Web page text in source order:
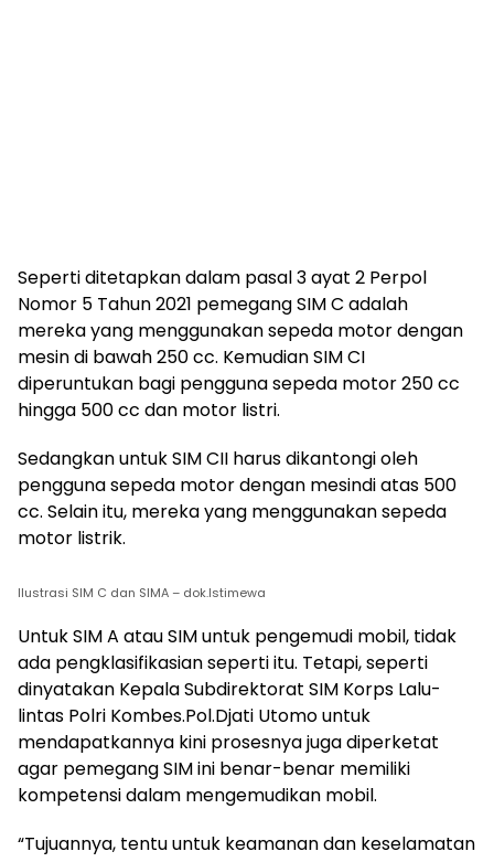
Seperti ditetapkan dalam pasal 3 ayat 2 Perpol
Nomor 5 Tahun 2021 pemegang SIM C adalah
mereka yang menggunakan sepeda motor dengan
mesin di bawah 250 cc. Kemudian SIM CI
diperuntukan bagi pengguna sepeda motor 250 cc
hingga 500 cc dan motor listri.
Sedangkan untuk SIM CII harus dikantongi oleh
pengguna sepeda motor dengan mesindi atas 500
cc. Selain itu, mereka yang menggunakan sepeda
motor listrik.
Ilustrasi SIM C dan SIMA – dok.Istimewa
Untuk SIM A atau SIM untuk pengemudi mobil, tidak
ada pengklasifikasian seperti itu. Tetapi, seperti
dinyatakan Kepala Subdirektorat SIM Korps Lalu-
lintas Polri Kombes.Pol.Djati Utomo untuk
mendapatkannya kini prosesnya juga diperketat
agar pemegang SIM ini benar-benar memiliki
kompetensi dalam mengemudikan mobil.
“Tujuannya, tentu untuk keamanan dan keselamatan